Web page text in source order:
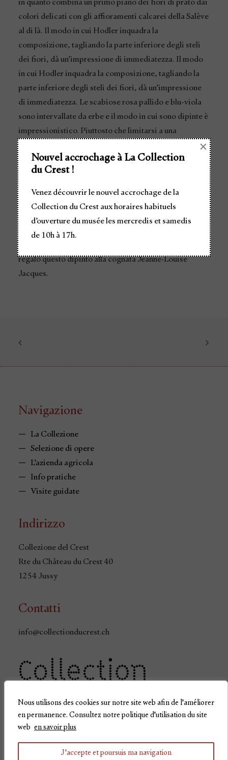
Nous utilisons des cookies sur notre site web afin de l'améliorer
en permanence. Consultez notre politique d'utilisation du site
web en savoir plus
J'accepte et poursuis ma navigation
in quanto combina un primo piano dei fiori di prato dai
colori delicati con gli affioramenti calcarei della Salève
al di là. Il modo in cui Hodler inquadra la
composizione, tagliando la parte inferiore degli steli
dei fiori, dà un’impressione di immediatezza. Il modo
in cui Hodler inquadra la composizione, tagliando la
parte inferiore degli steli dei fiori, dà un’impressione
di immediatezza. Le scabiose rosa pallido e blu-viola
sono intervallate da erbe e il modo in cui sono dipinte è
impressionistico. Piuttosto che limitarsi a una
che i suoi paesaggi suscitassero emozioni nello
spettatore. A tal proposito, affermò: “
può fare a meno di rappresentare emozioni, e queste
devono essere forti, pure, non offuscate, per poter essere
trasmesse direttamente dalla superficie allo spettatore
attraverso la forma e il colore
regalò questo dipinto alla cognata Jeanne-Louise
Jacques.
Navigazione
La Collezione
Selezione di opere
L’azienda agricola
Info pratiche
Visite guidate
Indirizzo
Collezione del Crest
Rte du Château du Crest 40
1254 Jussy
Contatti
info@collectionducrest.ch
Politica sulla privacy
Nouvel accrochage à La Collection
du Crest !
Venez découvrir le nouvel accrochage de la
Collection du Crest aux horaires habituels
d’ouverture du musée les mercredis et samedis
de 10h à 17h.
×